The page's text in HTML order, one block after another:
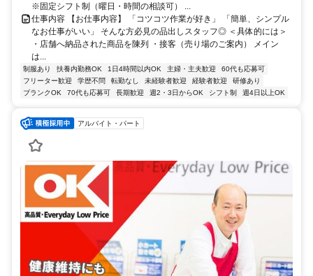
※固定シフト制（曜日・時間の相談可） ...
仕事内容 【お仕事内容】 「コツコツ作業が好き」 「簡単、シンプル
なお仕事がいい」 そんな方必見の品出しスタッフ◎ ＜具体的には＞
・店舗へ納品された商品を陳列 ・接客（売り場のご案内） メイン
は...
制服あり 扶養内勤務OK 1日4時間以内OK 主婦・主夫歓迎
60代も応募可
フリーター歓迎
学歴不問 転勤なし 未経験者歓迎 経験者歓迎
研修あり
ブランクOK
70代も応募可 長期歓迎 週2・3日からOK シフト制 週4日以上OK
アルバイト・パート